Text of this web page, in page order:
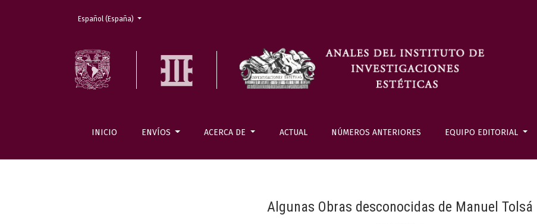
INICIO ENVÍOS ACERCA DE ACTUAL NÚMEROS ANTERIORES EQUIPO EDITORIAL
Cambiar el idioma. El actual es:
Español (España)
Algunas Obras desconocidas de Manuel Tolsá